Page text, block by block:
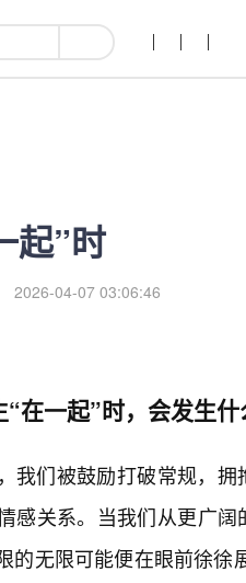
起”时-红利来
起”时
2026-04-07 03:06:46
在一起”时，会发生
我们被鼓励打破常规，拥
感关系。当我们从更广阔
的无限可能便在眼前徐徐